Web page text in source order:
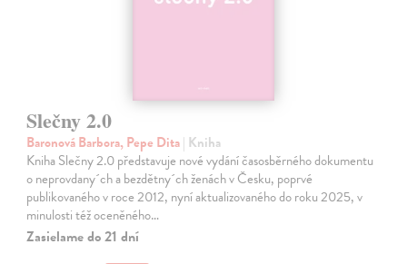
Slečny 2.0
Baronová Barbora, Pepe Dita| Kniha
Kniha Slečny 2.0 představuje nové vydání časosběrného dokumentu
o neprovdany´ch a bezdětny´ch ženách v Česku, poprvé
publikovaného v roce 2012, nyní aktualizovaného do roku 2025, v
minulosti též oceněného…
Zasielame do 21 dní